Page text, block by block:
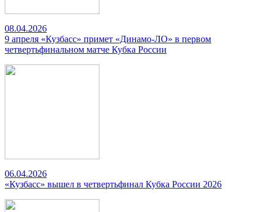
08.04.2026
9 апреля «Кузбасс» примет «Динамо-ЛО» в первом
четвертьфинальном матче Кубка России
06.04.2026
«Кузбасс» вышел в четвертьфинал Кубка России 2026